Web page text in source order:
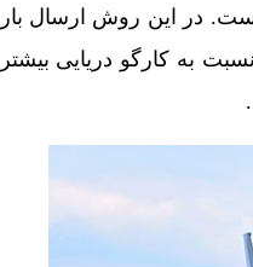
در این روش ارسال بار
به کارگو دریایی بیشتر